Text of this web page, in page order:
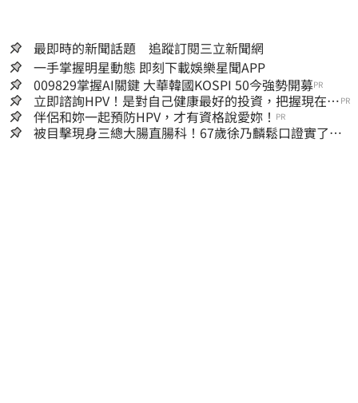
最即時的新聞話題 追蹤訂閱三立新聞網
一手掌握明星動態 即刻下載娛樂星聞APP
009829掌握AI關鍵 大華韓國KOSPI 50今強勢開募PR
立即諮詢HPV！是對自己健康最好的投資，把握現在不
嫌晚！
PR
伴侶和妳一起預防HPV，才有資格說愛妳！ PR
被目擊現身三總大腸直腸科！67歲徐乃麟鬆口證實了